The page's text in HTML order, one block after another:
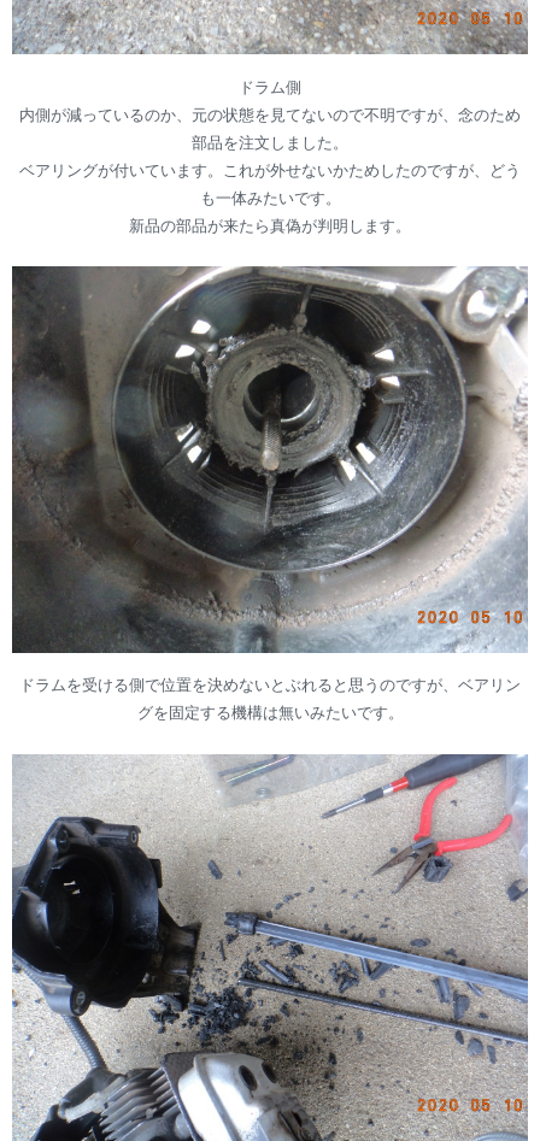
ドラム側
内側が減っているのか、元の状態を見てないので不明ですが、念のため
部品を注文しました。
ベアリングが付いています。これが外せないかためしたのですが、どう
も一体みたいです。
新品の部品が来たら真偽が判明します。
ドラムを受ける側で位置を決めないとぶれると思うのですが、ベアリン
グを固定する機構は無いみたいです。